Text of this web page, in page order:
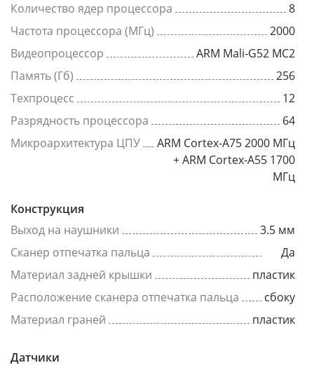
Количество ядер процессора
8
Частота процессора (МГц)
2000
Видеопроцессор
ARM Mali-G52 MC2
Память (Гб)
256
Техпроцесс
12
Разрядность процессора
64
Микроархитектура ЦПУ
ARM Cortex-A75 2000 МГц
+ ARM Cortex-A55 1700
МГц
Конструкция
Выход на наушники
3.5 мм
Сканер отпечатка пальца
Да
Материал задней крышки
пластик
Расположение сканера отпечатка пальца
сбоку
Материал граней
пластик
Датчики